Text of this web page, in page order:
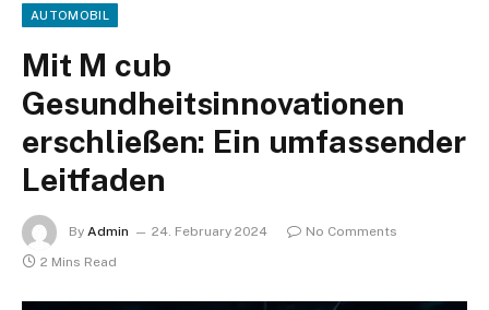
AUTOMOBIL
Mit M cub
Gesundheitsinnovationen
erschließen: Ein umfassender
Leitfaden
By Admin 24. February 2024
No Comments
2 Mins Read